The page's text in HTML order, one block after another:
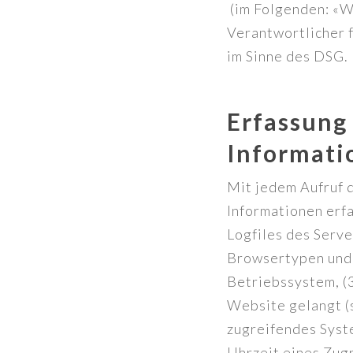
(im Folgenden:
Verantwortlicher
im Sinne des DSG.
Mit jedem Aufruf
Informationen
Logfiles des
Browsertypen
Betriebssystem,
Website gelangt
zugreifendes